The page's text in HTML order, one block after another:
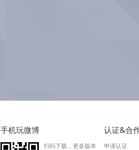
手机玩微博
扫码下载，更多版本
认证&合
申请认证